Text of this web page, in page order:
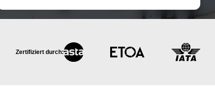
Zertifiziert durch: